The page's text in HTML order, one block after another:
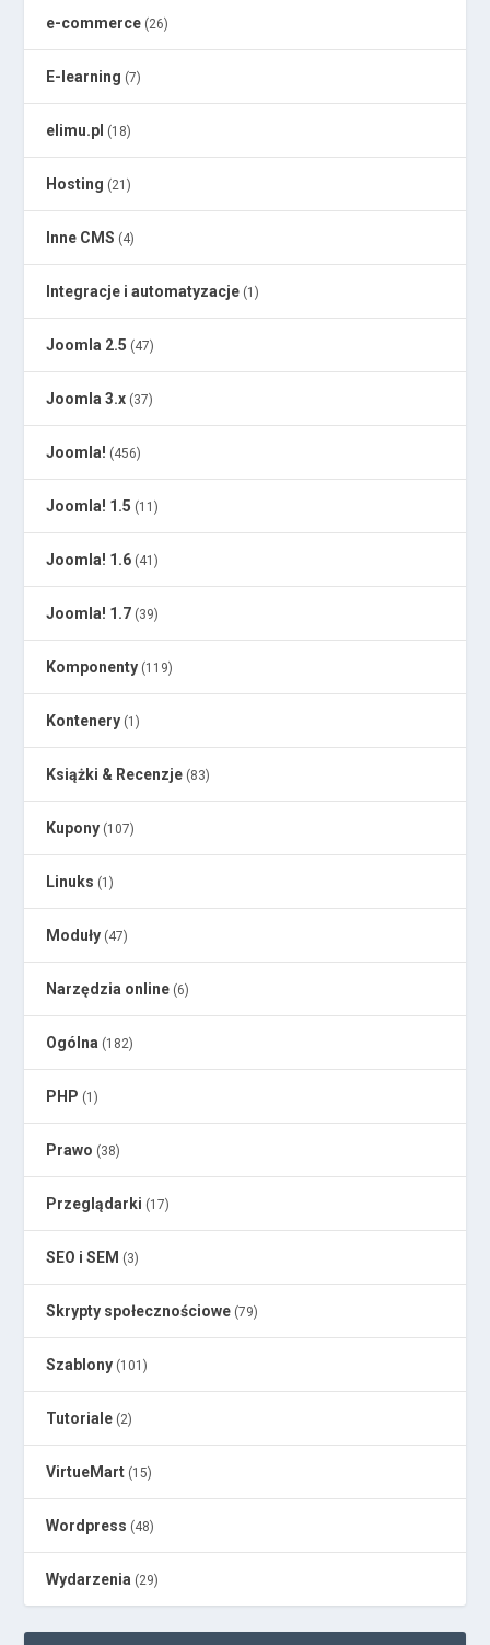
e-commerce (26)
E-learning (7)
elimu.pl (18)
Hosting (21)
Inne CMS (4)
Integracje i automatyzacje (1)
Joomla 2.5 (47)
Joomla 3.x (37)
Joomla! (456)
Joomla! 1.5 (11)
Joomla! 1.6 (41)
Joomla! 1.7 (39)
Komponenty (119)
Kontenery (1)
Książki & Recenzje (83)
Kupony (107)
Linuks (1)
Moduły (47)
Narzędzia online (6)
Ogólna (182)
PHP (1)
Prawo (38)
Przeglądarki (17)
SEO i SEM (3)
Skrypty społecznościowe (79)
Szablony (101)
Tutoriale (2)
VirtueMart (15)
Wordpress (48)
Wydarzenia (29)